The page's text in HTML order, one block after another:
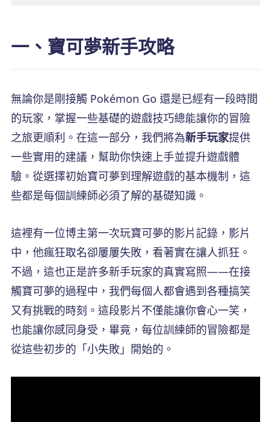
一、寶可夢新手攻略
無論你是剛接觸 Pokémon Go 還是已經有一段時間
的玩家，掌握一些基礎的遊戲技巧總能讓你的冒險
之旅更順利。在這一部分，我們將為新手玩家提供
一些實用的建議，幫助你快速上手並提升遊戲體
驗。從選擇初始寶可夢到理解遊戲的基本機制，這
些都是每個訓練師必須了解的基礎知識。
這裡有一位博主第一次玩寶可夢的影片記錄，影片
中，他瘋狂取名卻屢屢失敗，看著實在讓人抓狂。
不過，這也正是許多新手玩家的真實寫照——在接
觸寶可夢的過程中，我們每個人都會遇到各種搞笑
又有挑戰的時刻。這段影片不僅能讓你會心一笑，
也能讓你感同身受，畢竟，每位訓練師的冒險都是
從這些初步的「小失敗」開始的。